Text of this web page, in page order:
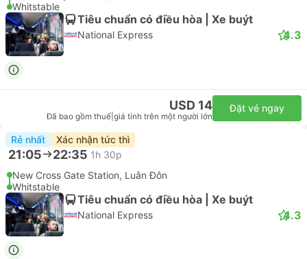
Whitstable
Tiêu chuẩn có điều hòa | Xe buýt
National Express 4.3
USD 14
Đã bao gồm thuế giá tính trên một người lớn
Đặt vé ngay
Rẻ nhất Xác nhận tức thì
21:05 22:35 1h 30p
New Cross Gate Station, Luân Đôn
Whitstable
Tiêu chuẩn có điều hòa | Xe buýt
National Express 4.3